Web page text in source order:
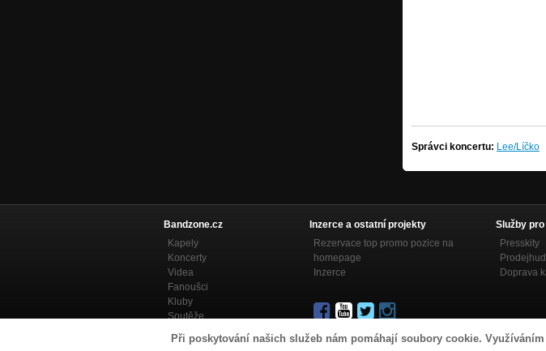
Při poskytování našich služeb nám pomáhají soubory cookie.
Správci koncertu: Lee/Líčko
Bandzone.cz
Kapely
Koncerty
Videa
Fanoušci
Kluby
Soutěže
Bandzone.cz blog
Inzerce a ostatní projekty
Rezervace top promo pozice na
homepage
Inzerce
Služby
Presskity
Doprava